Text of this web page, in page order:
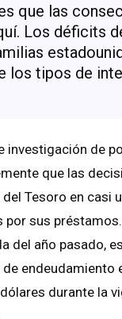
que las
Los déficits
los tipos de
investigación de
que las
Tesoro en casi
sus
del año pasado,
endeudamiento
durante la